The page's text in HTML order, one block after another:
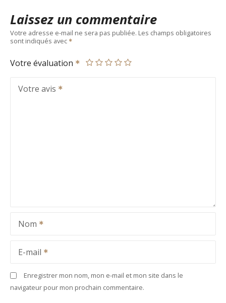
Laissez un commentaire
Votre adresse e-mail ne sera pas publiée. Les champs obligatoires
sont indiqués avec
Votre évaluation
Votre avis
Nom
E-mail
Enregistrer mon nom, mon e-mail et mon site dans le
navigateur pour mon prochain commentaire.